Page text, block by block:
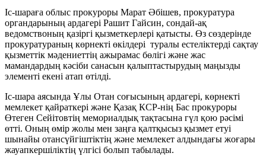
Іс-шараға облыс прокуроры Марат Әбішев, прокуратура
органдарының ардагері Рашит Гайсин, сондай-ақ
ведомствоның қазіргі қызметкерлері қатысты. Өз сөздерінде
прокуратураның көрнекті өкілдері туралы естеліктерді сақтау
қызметтік мәдениеттің ажырамас бөлігі және жас
мамандардың кәсіби санасын қалыптастырудың маңызды
элементі екені атап өтілді.
Іс-шара аясында Ұлы Отан соғысының ардагері, көрнекті
мемлекет қайраткері және Қазақ КСР-нің Бас прокуроры
Өтеген Сейітовтің мемориалдық тақтасына гүл қою рәсімі
өтті. Оның өмір жолы мен заңға қалтқысыз қызмет етуі
шынайы отансүйгіштіктің және мемлекет алдындағы жоғары
жауапкершіліктің үлгісі болып табылады.